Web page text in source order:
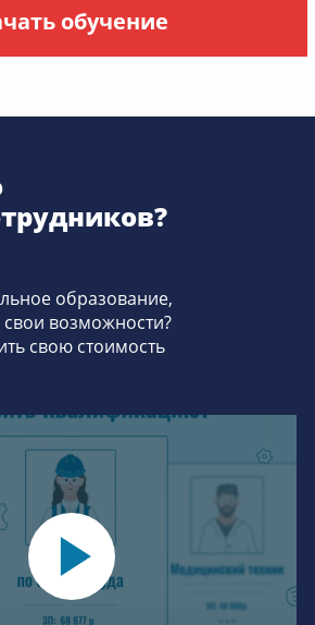
обучение
образование,
возможности?
свою стоимость